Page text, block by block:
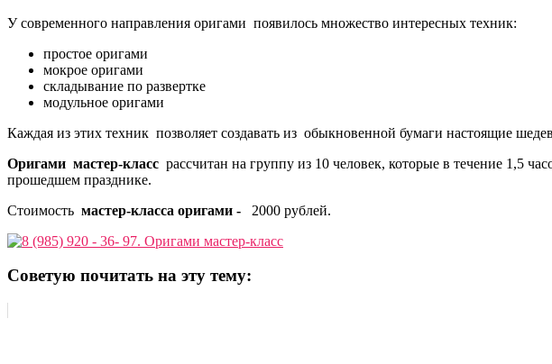
У современного направления оригами появилось множество интересных техник:
простое оригами
мокрое оригами
складывание по развертке
модульное оригами
Каждая из этих техник позволяет создавать из обыкновенной бумаги настоящие
Оригами мастер-класс рассчитан на группу из 10 человек, которые в течение 1,5
прошедшем празднике.
Стоимость мастер-класса оригами - 2000 рублей.
Советую почитать на эту тему: